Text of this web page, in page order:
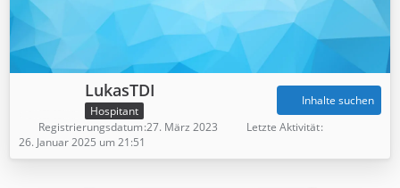
LukasTDI
Hospitant
Inhalte suchen
Registrierungsdatum 27. März 2023
Letzte Aktivität
26. Januar 2025 um 21:51